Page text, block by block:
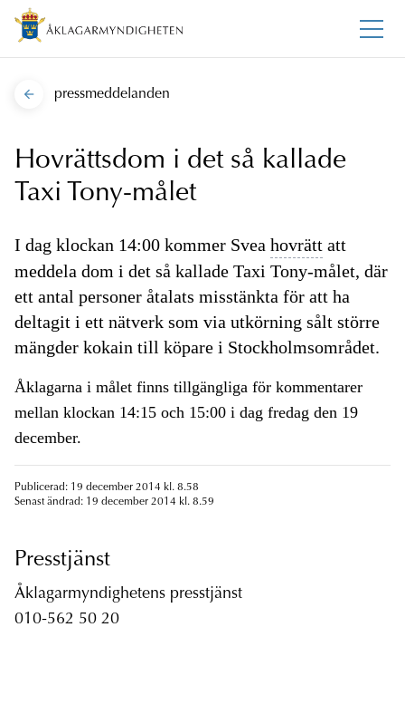
pressmeddelanden
Hovrättsdom i det så kallade
Taxi Tony-målet
I dag klockan 14:00 kommer Svea hovrätt att
meddela dom i det så kallade Taxi Tony-målet, där
ett antal personer åtalats misstänkta för att ha
deltagit i ett nätverk som via utkörning sålt större
mängder kokain till köpare i Stockholmsområdet.
Åklagarna i målet finns tillgängliga för kommentarer
mellan klockan 14:15 och 15:00 i dag fredag den 19
december.
Publicerad: 19 december 2014 kl. 8.58
Senast ändrad: 19 december 2014 kl. 8.59
Presstjänst
Åklagarmyndighetens presstjänst
010-562 50 20